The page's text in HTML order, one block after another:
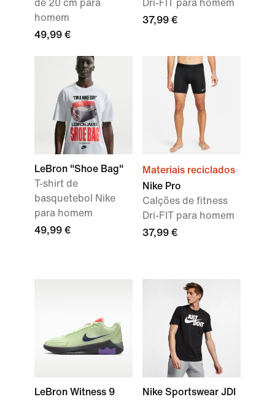
de 20 cm para
homem
49,99 €
Dri-FIT para homem
37,99 €
LeBron "Shoe Bag"
T-shirt de
basquetebol Nike
para homem
49,99 €
Materiais reciclados
Nike Pro
Calções de fitness
Dri-FIT para homem
37,99 €
LeBron Witness 9
Nike Sportswear JDI